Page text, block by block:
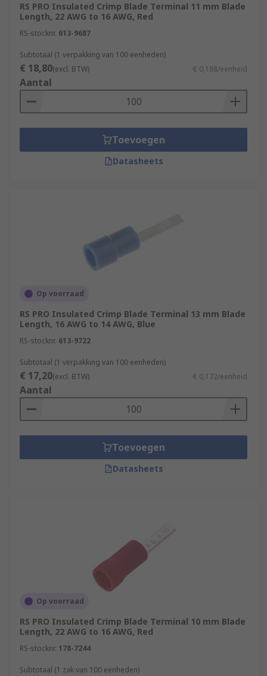
RS PRO Insulated Crimp Blade Terminal 11 mm Blade
Length, 22 AWG to 16 AWG, Red
RS-stocknr. 613-9687
Subtotaal (1 verpakking van 100 eenheden)
€ 18,80(excl. BTW) € 0,188/eenheid
Aantal
Toevoegen
Datasheets
Op voorraad
RS PRO Insulated Crimp Blade Terminal 13 mm Blade
Length, 16 AWG to 14 AWG, Blue
RS-stocknr. 613-9722
Subtotaal (1 verpakking van 100 eenheden)
€ 17,20(excl. BTW) € 0,172/eenheid
Aantal
Toevoegen
Datasheets
Op voorraad
RS PRO Insulated Crimp Blade Terminal 10 mm Blade
Length, 22 AWG to 16 AWG, Red
RS-stocknr. 178-7244
Subtotaal (1 zak van 100 eenheden)